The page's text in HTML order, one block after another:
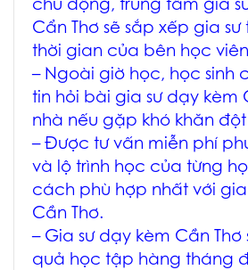
chủ động, trung tâm gia
Cẩn Thơ sẽ sắp xếp gia
thời gian của bên học
– Ngoài giờ học, học sinh
tin hỏi bài gia sư dạy kèm
nhà nếu gặp khó khăn đột
– Được tư vấn miễn phí
và lộ trình học của từng
cách phù hợp nhất với
Cần Thơ.
– Gia sư dạy kèm Cần Thơ
quả học tập hàng tháng